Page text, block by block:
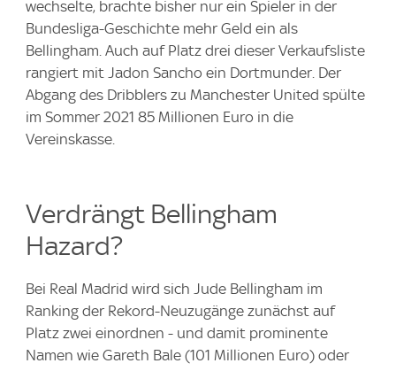
wechselte, brachte bisher nur ein Spieler in der
Bundesliga-Geschichte mehr Geld ein als
Bellingham. Auch auf Platz drei dieser Verkaufsliste
rangiert mit Jadon Sancho ein Dortmunder. Der
Abgang des Dribblers zu Manchester United spülte
im Sommer 2021 85 Millionen Euro in die
Vereinskasse.
Verdrängt Bellingham
Hazard?
Bei Real Madrid wird sich Jude Bellingham im
Ranking der Rekord-Neuzugänge zunächst auf
Platz zwei einordnen - und damit prominente
Namen wie Gareth Bale (101 Millionen Euro) oder